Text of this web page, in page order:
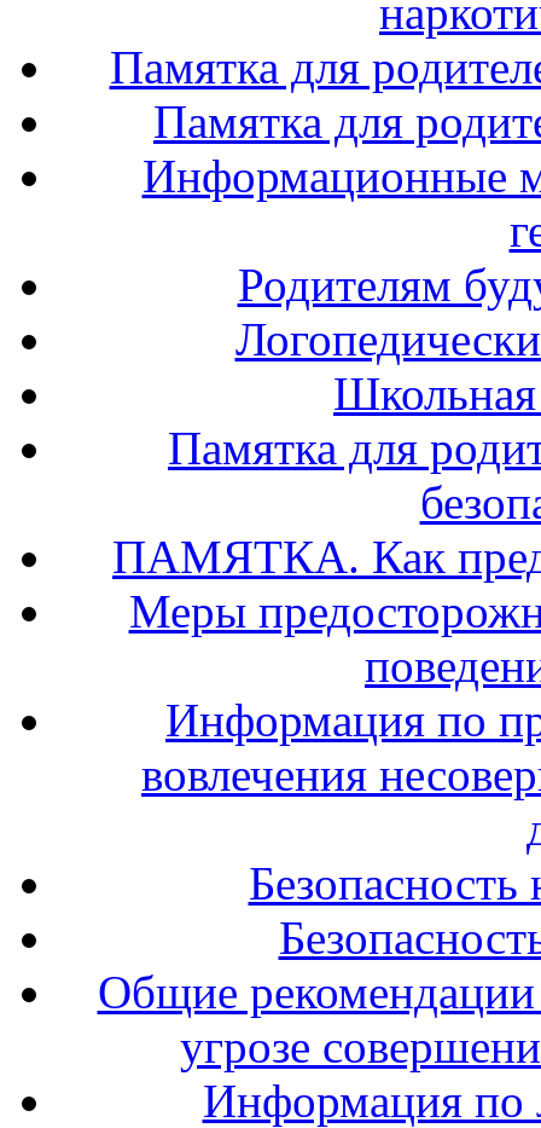
Памятка для
Памятка для
Информационные
Родителям
Памятка для
ПАМЯТКА. Как
Меры
Информация по
вовлечения
Безопасность
Общие
угрозе
Информация по